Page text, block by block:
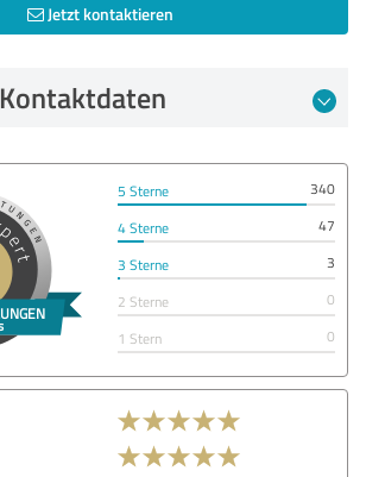
Jetzt kontaktieren
Kontaktdaten
5 Sterne
340
4 Sterne
47
3 Sterne
3
2 Sterne
0
1 Stern
0